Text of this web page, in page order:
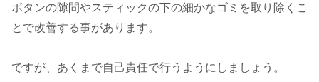
ボタンの隙間やスティックの下の細かなゴミを取り除くこ
とで改善する事があります。
ですが、あくまで自己責任で行うようにしましょう。